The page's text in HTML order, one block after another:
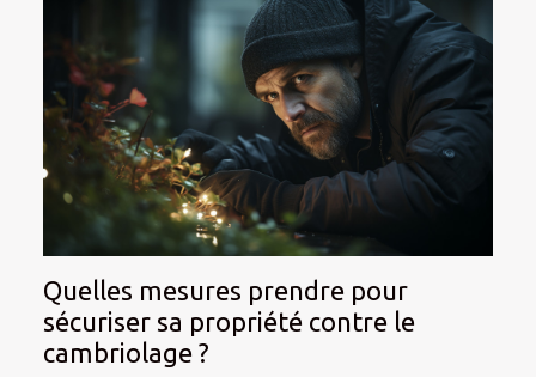
Quelles mesures prendre pour
sécuriser sa propriété contre le
cambriolage ?